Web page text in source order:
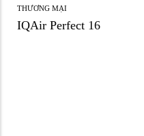
THƯƠNG MẠI
IQAir Perfect 16